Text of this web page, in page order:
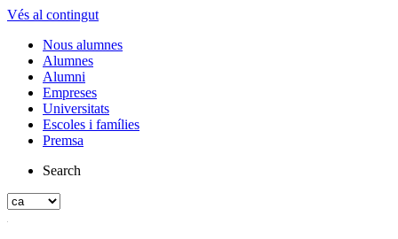
Vés al contingut
Nous alumnes
Alumnes
Alumni
Empreses
Universitats
Escoles i famílies
Premsa
Search